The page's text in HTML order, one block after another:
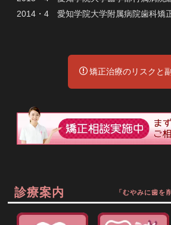
2014・4 愛知学院大学附属病院歯科矯
矯正治療のリスクと
診療案内 「むやみに歯を